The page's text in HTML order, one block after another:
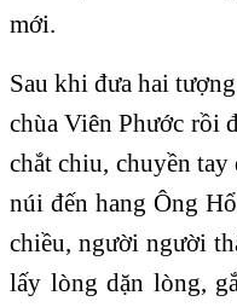
mới.
Sau khi đưa hai
chùa Viên Phước rồi
chắt chiu, chuyền
núi đến hang Ông
chiều, người người
lấy lòng dặn lòng,